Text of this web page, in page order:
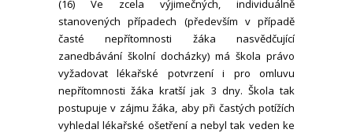
(16) Ve zcela výjimečných, individuálně
stanovených případech (především v případě
časté nepřítomnosti žáka nasvědčující
zanedbávání školní docházky) má škola právo
vyžadovat lékařské potvrzení i pro omluvu
nepřítomnosti žáka kratší jak 3 dny. Škola tak
postupuje v zájmu žáka, aby při častých potížích
vyhledal lékařské ošetření a nebyl tak veden ke